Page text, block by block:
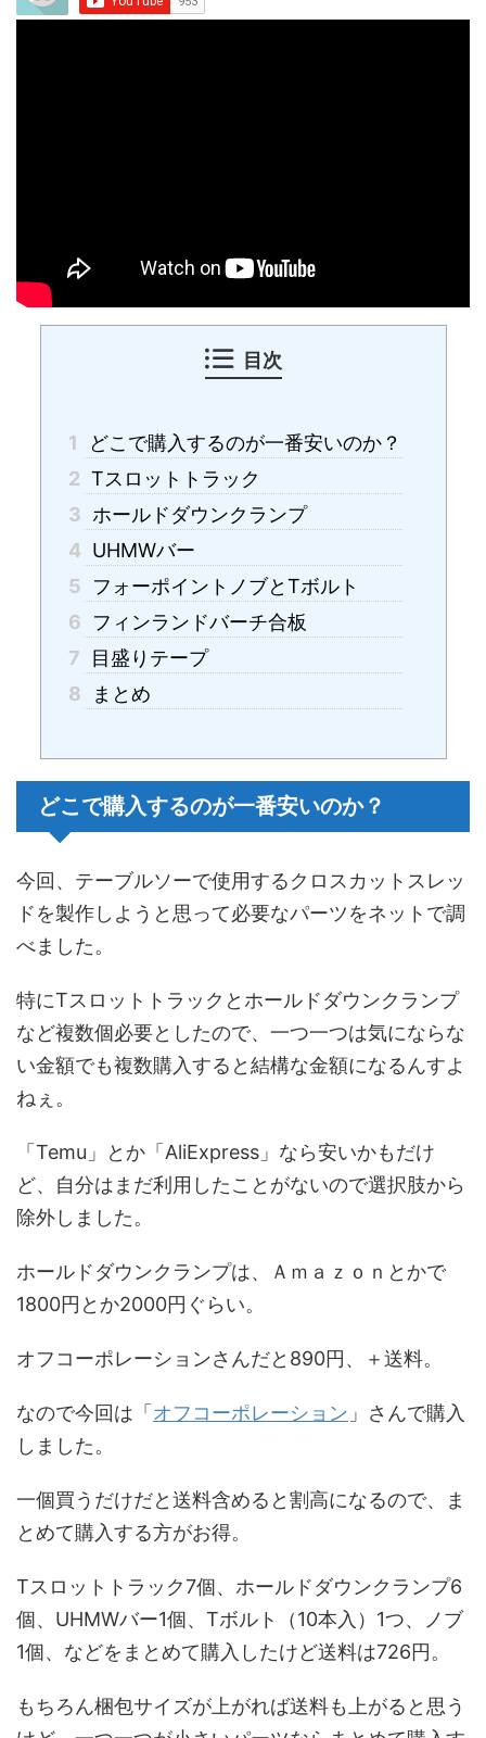
目次
1
どこで購入するのが一番安いのか？
2 Tスロットトラック
3 ホールドダウンクランプ
4 UHMWバー
5
フォーポイントノブとTボルト
6
フィンランドバーチ合板
7
目盛りテープ
8
まとめ
どこで購入するのが一番安いのか？
今回、テーブルソーで使用するクロスカットスレッ
ドを製作しようと思って必要なパーツをネットで調
べました。
特にTスロットトラックとホールドダウンクランプ
など複数個必要としたので、一つ一つは気にならな
い金額でも複数購入すると結構な金額になるんすよ
ねぇ。
「Temu」とか「AliExpress」なら安いかもだけ
ど、自分はまだ利用したことがないので選択肢から
除外しました。
ホールドダウンクランプは、Ａｍａｚｏｎとかで
1800円とか2000円ぐらい。
オフコーポレーションさんだと890円、＋送料。
なので今回は「オフコーポレーション 」さんで購入
しました。
一個買うだけだと送料含めると割高になるので、ま
とめて購入する方がお得。
Tスロットトラック7個、ホールドダウンクランプ6
個、UHMWバー1個、Tボルト（10本入）1つ、ノブ
1個、などをまとめて購入したけど送料は726円。
もちろん梱包サイズが上がれば送料も上がると思う